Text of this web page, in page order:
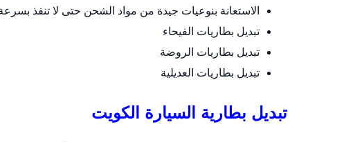
الاستعانة بنوعيات جيدة من مواد الشحن حتى لا تنفذ
تبديل بطاريات الفيحاء
تبديل بطاريات الروضة
تبديل بطاريات العديلية
تبديل بطارية السيارة الكويت